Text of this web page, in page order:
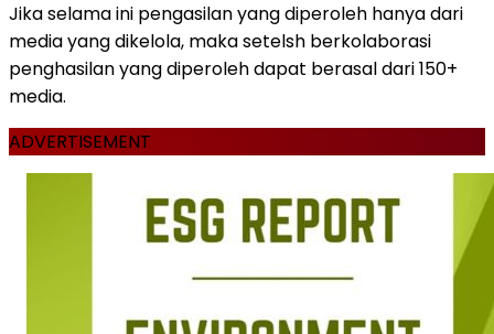
Jika selama ini pengasilan yang diperoleh hanya dari
media yang dikelola, maka setelsh berkolaborasi
penghasilan yang diperoleh dapat berasal dari 150+
media.
ADVERTISEMENT